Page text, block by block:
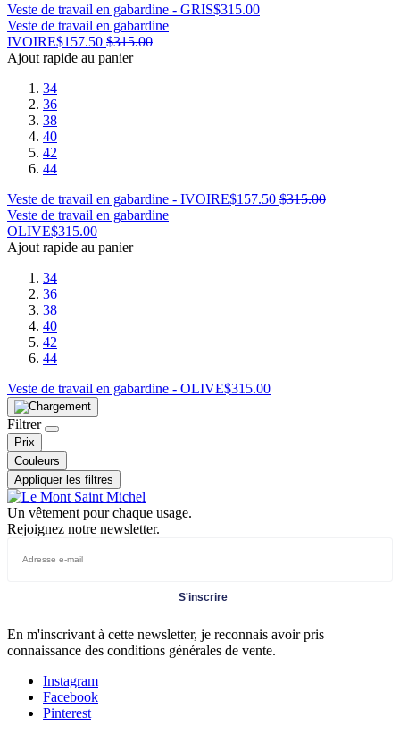
Veste de travail en gabardine - GRIS$315.00
Veste de travail en gabardine
IVOIRE$157.50 $315.00
Ajout rapide au panier
34
36
38
40
42
44
Veste de travail en gabardine - IVOIRE$157.50 $315.00
Veste de travail en gabardine
OLIVE$315.00
Ajout rapide au panier
34
36
38
40
42
44
Veste de travail en gabardine - OLIVE$315.00
Filtrer
Prix
Couleurs
Appliquer les filtres
Un vêtement pour chaque usage.
Rejoignez notre newsletter.
S'inscrire
En m'inscrivant à cette newsletter, je reconnais avoir pris
connaissance des conditions générales de vente.
Instagram
Facebook
Pinterest